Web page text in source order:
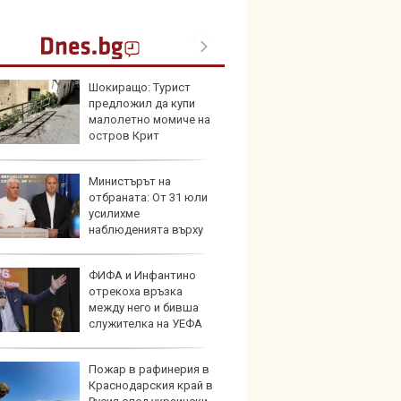
Шокиращо: Турист
предложил да купи
малолетно момиче на
остров Крит
Министърът на
отбраната: От 31 юли
усилихме
наблюденията върху
ФИФА и Инфантино
отрекоха връзка
между него и бивша
служителка на УЕФА
Пожар в рафинерия в
Краснодарския край в